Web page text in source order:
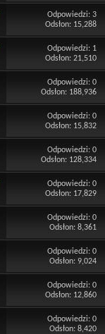
Odpowiedzi:3
Odsłon: 15,288
Odpowiedzi: 1
Odsłon: 21,510
Odpowiedzi:0
Odsłon: 188,936
Odpowiedzi:0
Odsłon: 15,832
Odpowiedzi:0
Odsłon: 128,334
Odpowiedzi:0
Odsłon: 17,829
Odpowiedzi:0
Odsłon: 8,361
Odpowiedzi:0
Odsłon: 9,024
Odpowiedzi:0
Odsłon: 12,860
Odpowiedzi:0
Odsłon: 8,420